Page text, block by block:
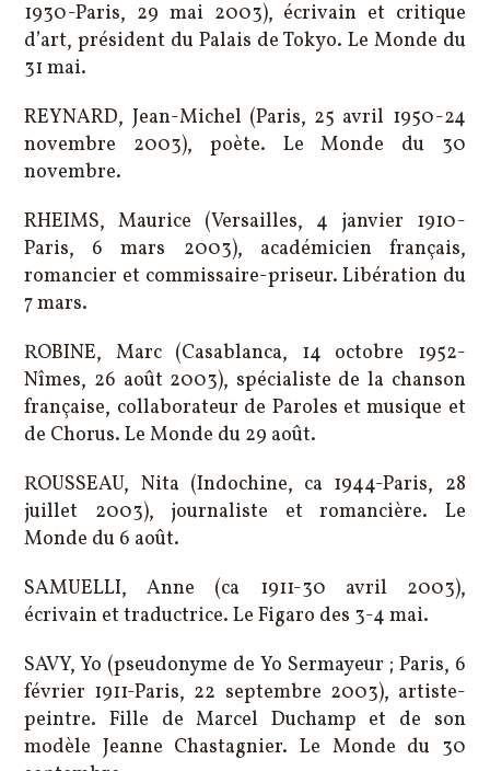
1930-Paris, 29 mai 2003), écrivain et critique
d’art, président du Palais de Tokyo. Le Monde du
31 mai.
REYNARD, Jean-Michel (Paris, 25 avril 1950-24
novembre 2003), poète. Le Monde du 30
novembre.
RHEIMS, Maurice (Versailles, 4 janvier 1910-
Paris, 6 mars 2003), académicien français,
romancier et commissaire-priseur. Libération du
7 mars.
ROBINE, Marc (Casablanca, 14 octobre 1952-
Nîmes, 26 août 2003), spécialiste de la chanson
française, collaborateur de Paroles et musique et
de Chorus. Le Monde du 29 août.
ROUSSEAU, Nita (Indochine, ca 1944-Paris, 28
juillet 2003), journaliste et romancière. Le
Monde du 6 août.
SAMUELLI, Anne (ca 1911-30 avril 2003),
écrivain et traductrice. Le Figaro des 3-4 mai.
SAVY, Yo (pseudonyme de Yo Sermayeur ; Paris, 6
février 1911-Paris, 22 septembre 2003), artiste-
peintre. Fille de Marcel Duchamp et de son
modèle Jeanne Chastagnier. Le Monde du 30